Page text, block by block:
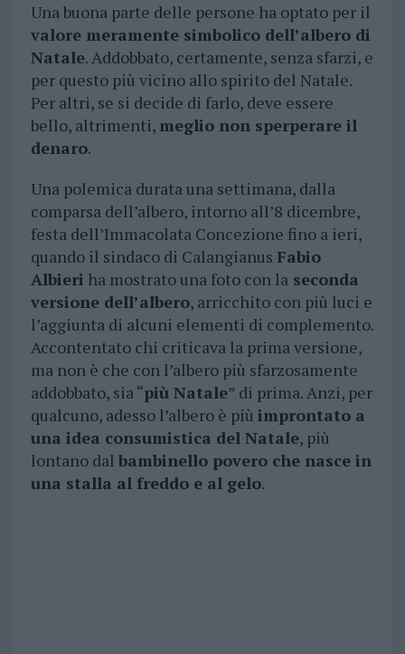
Una buona parte delle persone ha optato per il
valore meramente simbolico dell’albero di
Natale. Addobbato, certamente, senza sfarzi, e
per questo più vicino allo spirito del Natale.
Per altri, se si decide di farlo, deve essere
bello, altrimenti, meglio non sperperare il
denaro.
Una polemica durata una settimana, dalla
comparsa dell’albero, intorno all’8 dicembre,
festa dell’Immacolata Concezione fino a ieri,
quando il sindaco di Calangianus Fabio
Albieri ha mostrato una foto con laseconda
versione dell’albero, arricchito con più luci e
l’aggiunta di alcuni elementi di complemento.
Accontentato chi criticava la prima versione,
ma non è che con l’albero più sfarzosamente
addobbato, sia “più Natale” di prima. Anzi, per
qualcuno, adesso l’albero è più improntato a
una idea consumistica del Natale, più
lontano dal bambinello povero che nasce in
una stalla al freddo e al gelo.